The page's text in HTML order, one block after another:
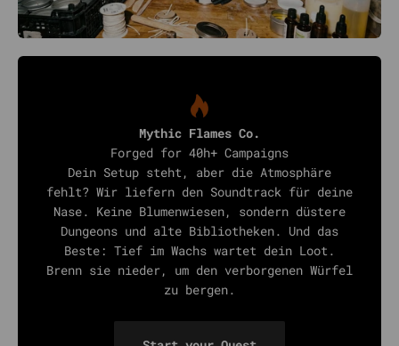
Mythic Flames Co.
Forged for 40h+ Campaigns
Dein Setup steht, aber die Atmosphäre
fehlt? Wir liefern den Soundtrack für deine
Nase. Keine Blumenwiesen, sondern düstere
Dungeons und alte Bibliotheken. Und das
Beste: Tief im Wachs wartet dein Loot.
Brenn sie nieder, um den verborgenen Würfel
zu bergen.